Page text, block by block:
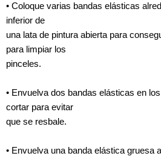
• Coloque varias bandas elásticas
inferior de
una lata de pintura abierta para
para limpiar los
pinceles.
• Envuelva dos bandas elásticas en
cortar para evitar
que se resbale.
• Envuelva una banda elástica gruesa